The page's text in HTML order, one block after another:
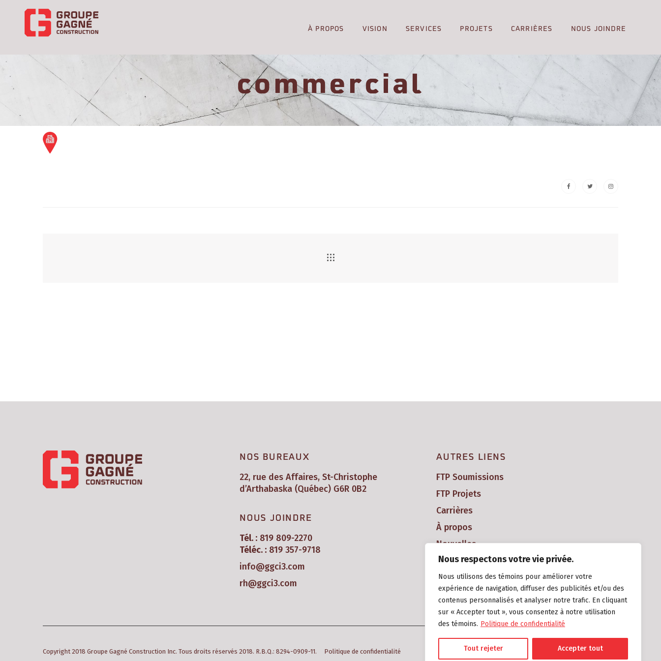
Nous respectons votre vie privée.
Nous utilisons des témoins pour améliorer votre
expérience de navigation, diffuser des publicités et/ou des
contenus personnalisés et analyser notre trafic. En cliquant
sur « Accepter tout », vous consentez à notre utilisation
des témoins. Politique de confidentialité
Tout rejeter Accepter tout
À PROPOS VISION SERVICES PROJETS CARRIÈRES NOUS JOINDRE
commercial
NOS BUREAUX
22, rue des Affaires, St-Christophe
d’Arthabaska (Québec) G6R 0B2
NOUS JOINDRE
Tél. : 819 809-2270
Téléc. : 819 357-9718
info@ggci3.com
rh@ggci3.com
AUTRES LIENS
FTP Soumissions
FTP Projets
Carrières
À propos
Nouvelles
Copyright 2018 Groupe Gagné Construction Inc. Tous droits réservés 2018. R.B.Q.: 8294-0909-11. Politique de confidentialité